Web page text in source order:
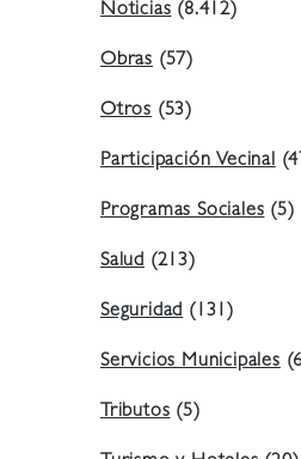
Noticias(8.412)
Obras (57)
Otros (53)
Participación Vecinal
Programas Sociales(5)
Salud (213)
Seguridad(131)
Servicios Municipales
Tributos(5)